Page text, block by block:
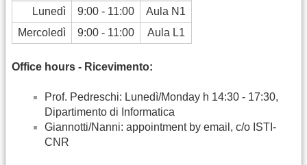
Lunedì
9:00 - 11:00
Aula N1
Mercoledì
9:00 - 11:00 Aula L1
Office hours - Ricevimento:
Prof. Pedreschi: Lunedì/Monday h 14:30 - 17:30,
Dipartimento di Informatica
Giannotti/Nanni: appointment by email, c/o ISTI-
CNR